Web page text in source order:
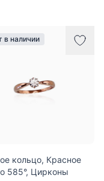
в наличии
кольцо, Красное
585°, Цирконы